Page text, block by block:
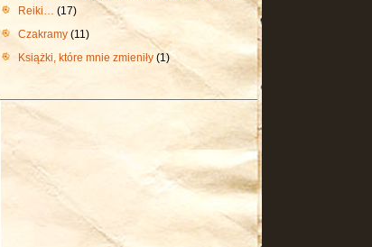
Reiki… (17)
Czakramy (11)
Książki, które mnie zmieniły (1)